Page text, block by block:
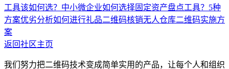
工具该如何选？ 中小微企业如何选择固定资产盘点工具？5种
方案优劣分析如何进行礼品二维码核销无人仓库二维码实施方
案
返回社区主页
我们努力把二维码技术变成简单实用的产品，让每个人和组织